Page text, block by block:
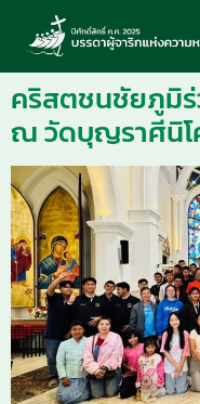
คริสตชนชัยภูมิ
ณ วัดบุญราศีนิโ